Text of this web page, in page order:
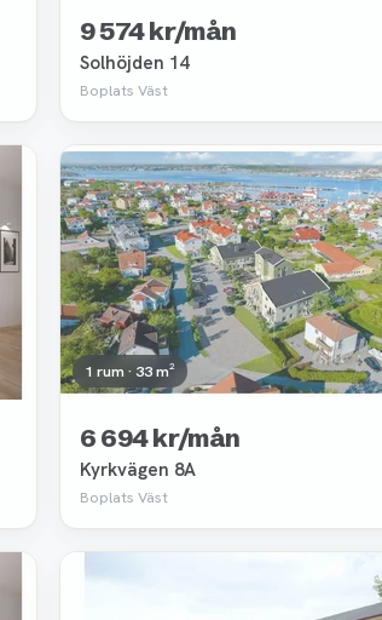
9 574 kr/mån
Solhöjden 14
Boplats Väst
Borttagen
1 rum · 33 m²
6 694 kr/mån
Kyrkvägen 8A
Boplats Väst
Borttagen